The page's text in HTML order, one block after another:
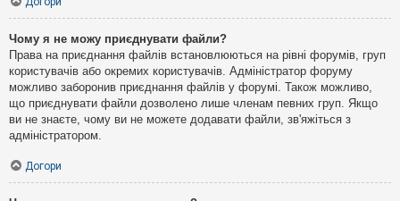
Чому я не можу приєднувати файли?
Права на приєднання файлів встановлюються на рівні форумів, груп
користувачів або окремих користувачів. Адміністратор форуму
можливо заборонив приєднання файлів у форумі. Також можливо,
що приєднувати файли дозволено лише членам певних груп. Якщо
ви не знаєте, чому ви не можете додавати файли, зв'яжіться з
адміністратором.
Догори